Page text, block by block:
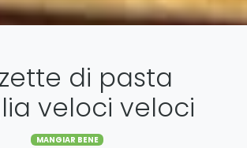
di pasta
veloci veloci
Categories
MANGIAR BENE